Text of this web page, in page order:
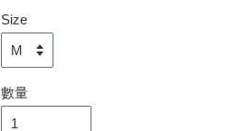
Size
數量